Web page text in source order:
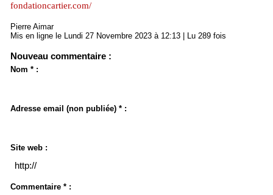
fondationcartier.com/
Pierre Aimar
Mis en ligne le Lundi 27 Novembre 2023 à 12:13 | Lu 289 fois
Nouveau commentaire :
Nom * :
Adresse email (non publiée) * :
Site web :
Commentaire * :